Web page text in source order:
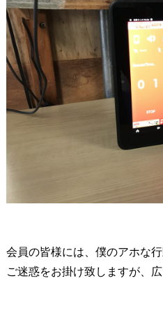
会員の皆様には、僕のアホな
ご迷惑をお掛け致しますが、